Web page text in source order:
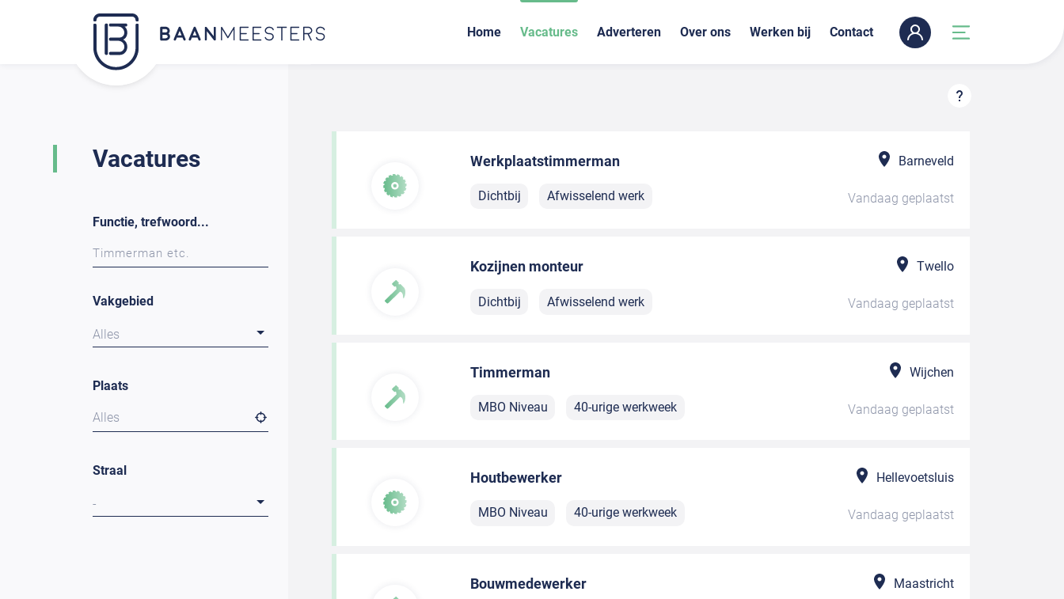
Home Vacatures Adverteren Over ons Werken bij Contact
Vacatures
Functie, trefwoord...
Vakgebied
Alles
Plaats
Alles
Straal
-
Werkplaatstimmerman Barneveld
Dichtbij Afwisselend werk Vandaag geplaatst
Kozijnen monteur Twello
Dichtbij Afwisselend werk Vandaag geplaatst
Timmerman Wijchen
MBO Niveau 40-urige werkweek Vandaag geplaatst
Houtbewerker Hellevoetsluis
MBO Niveau 40-urige werkweek Vandaag geplaatst
Bouwmedewerker Maastricht